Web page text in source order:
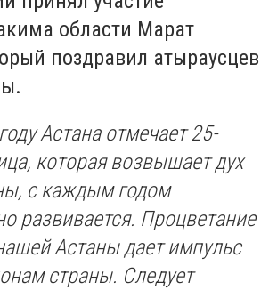
области Марат
поздравил атыраусцев
Астана отмечает 25-
которая возвышает дух
с каждым годом
развивается. Процветание
Астаны дает импульс
страны. Следует